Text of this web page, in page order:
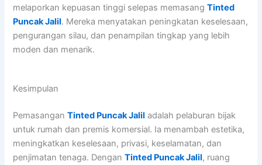
melaporkan kepuasan tinggi selepas memasangTinted
Puncak Jalil. Mereka menyatakan peningkatan keselesaan,
pengurangan silau, dan penampilan tingkap yang lebih
moden dan menarik.
Kesimpulan
PemasanganTinted Puncak Jalil adalah pelaburan bijak
untuk rumah dan premis komersial. Ia menambah estetika,
meningkatkan keselesaan, privasi, keselamatan, dan
penjimatan tenaga. DenganTinted Puncak Jalil, ruang